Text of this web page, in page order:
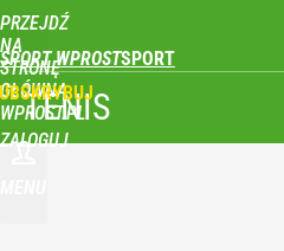
PRZEJDŹ
NA
STRONĘ
GŁÓWNĄ
WPROST.PL
SPORT WPROST
ZALOGUJ
TENIS